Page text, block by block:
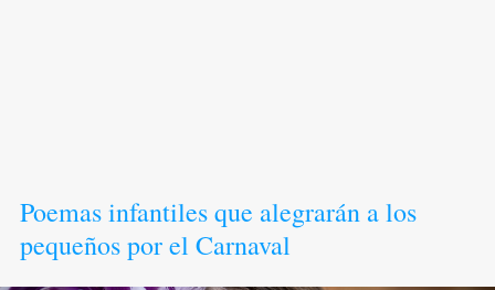
Poemas infantiles que alegrarán a los
pequeños por el Carnaval